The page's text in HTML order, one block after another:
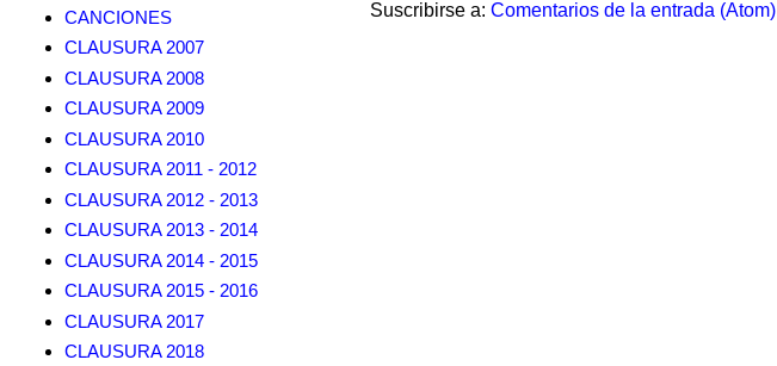
Suscribirse a: Comentarios de la entrada (Atom)
CANCIONES
CLAUSURA 2007
CLAUSURA 2008
CLAUSURA 2009
CLAUSURA 2010
CLAUSURA 2011 - 2012
CLAUSURA 2012 - 2013
CLAUSURA 2013 - 2014
CLAUSURA 2014 - 2015
CLAUSURA 2015 - 2016
CLAUSURA 2017
CLAUSURA 2018